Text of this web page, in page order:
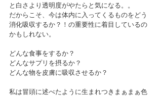
と白さより透明度がやたらと気になる。。
だからこそ、今は体内に入ってくるものをどう
消化吸収するか？！の重要性に着目しているの
かもしれない。
どんな食事をするか？
どんなサプリを摂るか？
どんな物を皮膚に吸収させるか？
私は冒頭に述べたように生まれつきまぁまぁ色